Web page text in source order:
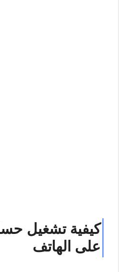
كيفية تشغيل
على الهاتف